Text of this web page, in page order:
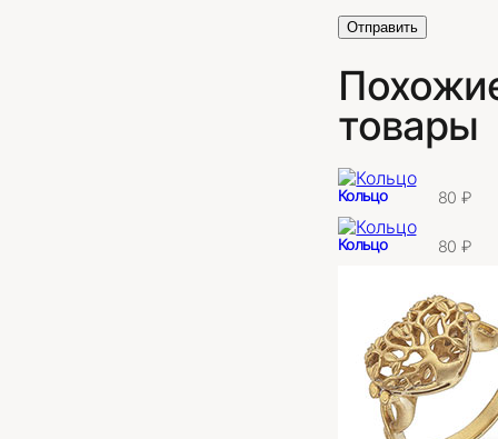
товары
Кольцо 80₽
Кольцо 80₽